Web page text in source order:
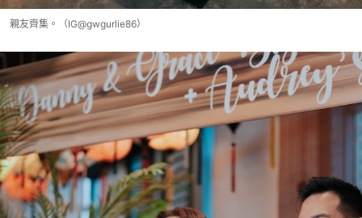
親友齊集。（IG@gwgurlie86）